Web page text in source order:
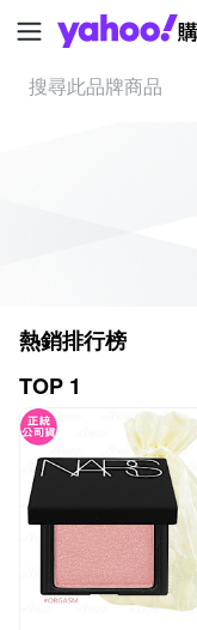
熱銷排行榜
TOP 1